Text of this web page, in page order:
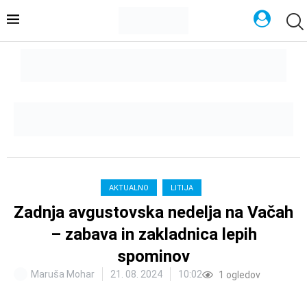
AKTUALNO LITIJA
Zadnja avgustovska nedelja na Vačah
– zabava in zakladnica lepih
spominov
Maruša Mohar 21. 08. 2024 10:02 1 ogledov